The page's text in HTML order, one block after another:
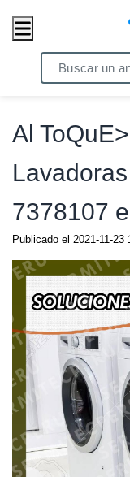
/ Comercio /
Al
Lavadoras
7378107
Publicado el 2021-11-23